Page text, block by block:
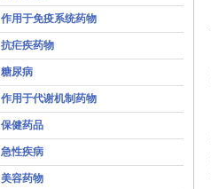
作用于免疫系统药物
抗疟疾药物
糖尿病
作用于代谢机制药物
保健药品
急性疾病
美容药物